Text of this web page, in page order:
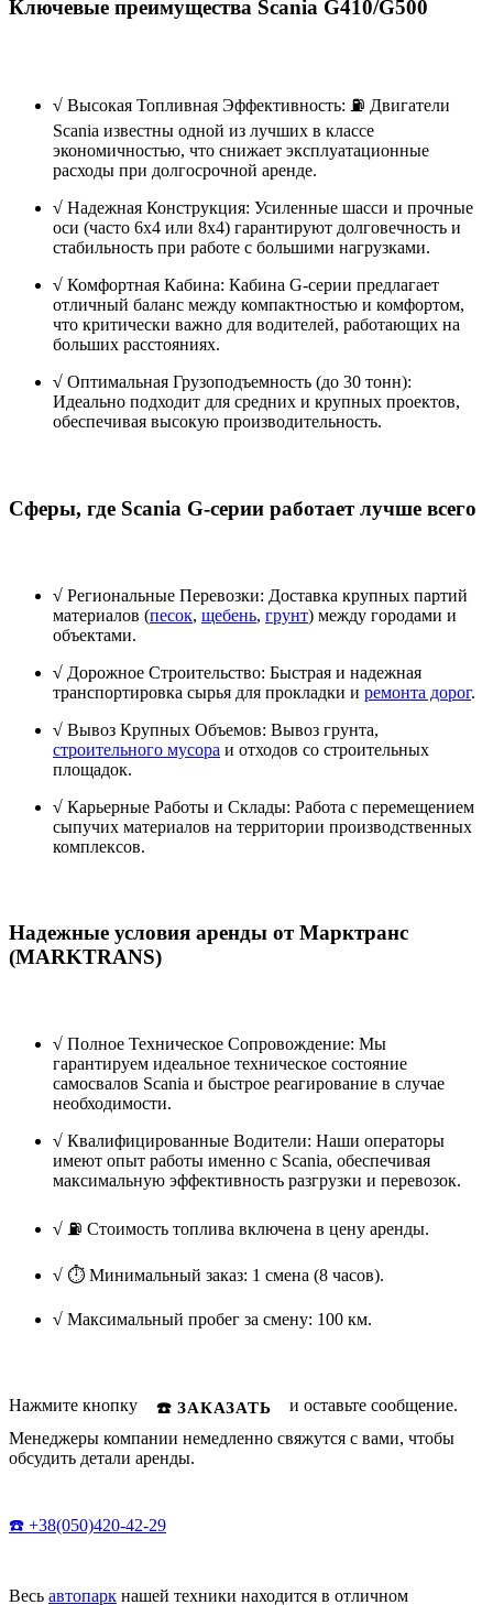
Ключевые преимущества Scania G410/G500
√ Высокая Топливная Эффективность: ⛽ Двигатели
Scania известны одной из лучших в классе
экономичностью, что снижает эксплуатационные
расходы при долгосрочной аренде.
√ Надежная Конструкция: Усиленные шасси и прочные
оси (часто 6x4 или 8x4) гарантируют долговечность и
стабильность при работе с большими нагрузками.
√ Комфортная Кабина: Кабина G-серии предлагает
отличный баланс между компактностью и комфортом,
что критически важно для водителей, работающих на
больших расстояниях.
√ Оптимальная Грузоподъемность (до 30 тонн):
Идеально подходит для средних и крупных проектов,
обеспечивая высокую производительность.
Сферы, где Scania G-серии работает лучше всего
√ Региональные Перевозки: Доставка крупных партий
материалов (песок, щебень, грунт) между городами и
объектами.
√ Дорожное Строительство: Быстрая и надежная
транспортировка сырья для прокладки и ремонта дорог.
√ Вывоз Крупных Объемов: Вывоз грунта,
строительного мусора и отходов со строительных
площадок.
√ Карьерные Работы и Склады: Работа с перемещением
сыпучих материалов на территории производственных
комплексов.
Надежные условия аренды от Марктранс
(MARKTRANS)
√ Полное Техническое Сопровождение: Мы
гарантируем идеальное техническое состояние
самосвалов Scania и быстрое реагирование в случае
необходимости.
√ Квалифицированные Водители: Наши операторы
имеют опыт работы именно с Scania, обеспечивая
максимальную эффективность разгрузки и перевозок.
√ ⛽ Стоимость топлива включена в цену аренды.
√ ⏱️ Минимальный заказ: 1 смена (8 часов).
√ Максимальный пробег за смену: 100 км.
Нажмите кнопку ☎️ ЗАКАЗАТЬ
и оставьте сообщение.
Менеджеры компании немедленно свяжутся с вами, чтобы
обсудить детали аренды.
☎️ +38(050)420-42-29
Весь автопарк нашей техники находится в отличном